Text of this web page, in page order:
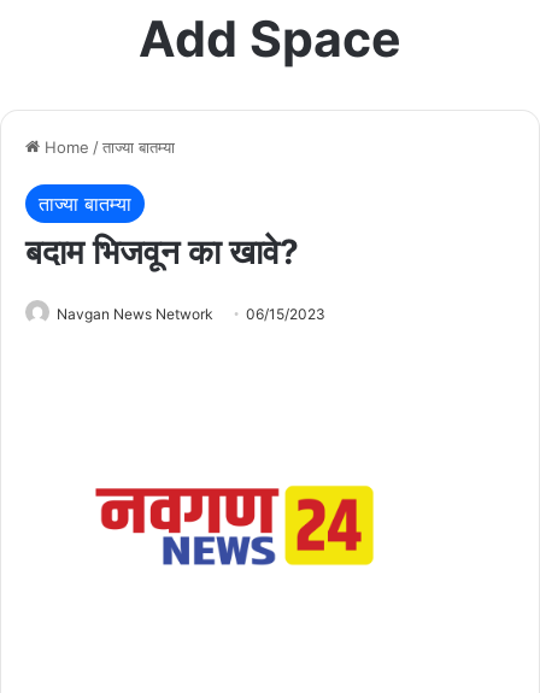
Add Space
Home /ताज्या बातम्या
ताज्या बातम्या
बदाम भिजवून का खावे?
Navgan News Network 06/15/2023